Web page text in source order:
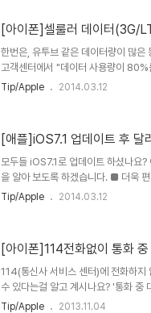
하고, 내가 원하는 사람을 초대만 하
이제, 연인이나 지인들끼리 사진도 올
[아이폰]셀룰러 데이터(3G/
한번은, 유투브 같은 데이터량이 많은
고객센터에서 "데이터 사용량이 80%
통신사 앱에 접속 해서 데이터 사용량
러 데이터(3G/LTE) 사용량을 각각 확
수 있다. ▲ 모든 어플리케이션에서
Tip/Apple 2014.03.12
[애플]iOS7.1 업데이트 후 달
모두들 iOS7.1로 업데이트 하셨나요
을 알아 보도록 하겠습니다. ■ 더욱
(siri)가 응답하면 말을한뒤, 몇초 가량
5s의 '터치 아이디(TouchID)'의 기술
합니다. ■ 가독성 증가 ▲ 밀어서 잠
Tip/Apple 2014.03.12
[아이폰]114전화없이 통화 중
114(통신사 서비스 센터)에 전화하지
수 있다는걸 알고 계시나요? '통화 중
에게 전화가 오면 B에게는 내가 통화
Tip/Apple 2013.11.04